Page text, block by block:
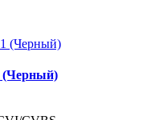
(Черный)